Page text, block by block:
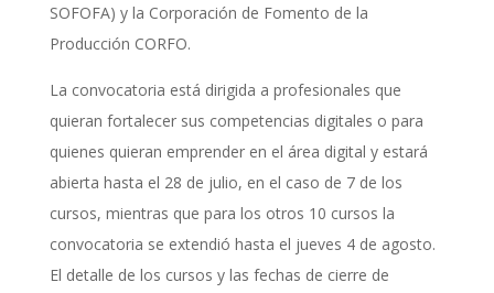
SOFOFA) y la Corporación de Fomento de la
Producción CORFO.
La convocatoria está dirigida a profesionales que
quieran fortalecer sus competencias digitales o para
quienes quieran emprender en el área digital y estará
abierta hasta el 28 de julio, en el caso de 7 de los
cursos, mientras que para los otros 10 cursos la
convocatoria se extendió hasta el jueves 4 de agosto.
El detalle de los cursos y las fechas de cierre de